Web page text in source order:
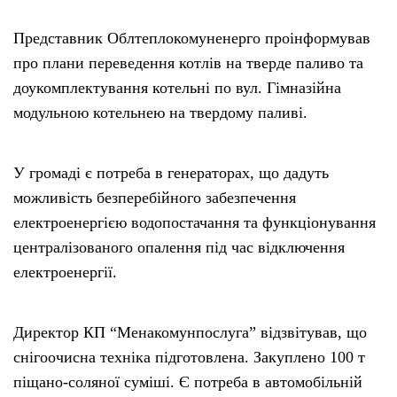
Представник Облтеплокомуненерго проінформував
про плани переведення котлів на тверде паливо та
доукомплектування котельні по вул. Гімназійна
модульною котельнею на твердому паливі.
У громаді є потреба в генераторах, що дадуть
можливість безперебійного забезпечення
електроенергією водопостачання та функціонування
централізованого опалення під час відключення
електроенергії.
Директор КП “Менакомунпослуга” відзвітував, що
снігоочисна техніка підготовлена. Закуплено 100 т
піщано-соляної суміші. Є потреба в автомобільній